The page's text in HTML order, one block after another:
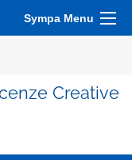
Sympa Menu
Creative